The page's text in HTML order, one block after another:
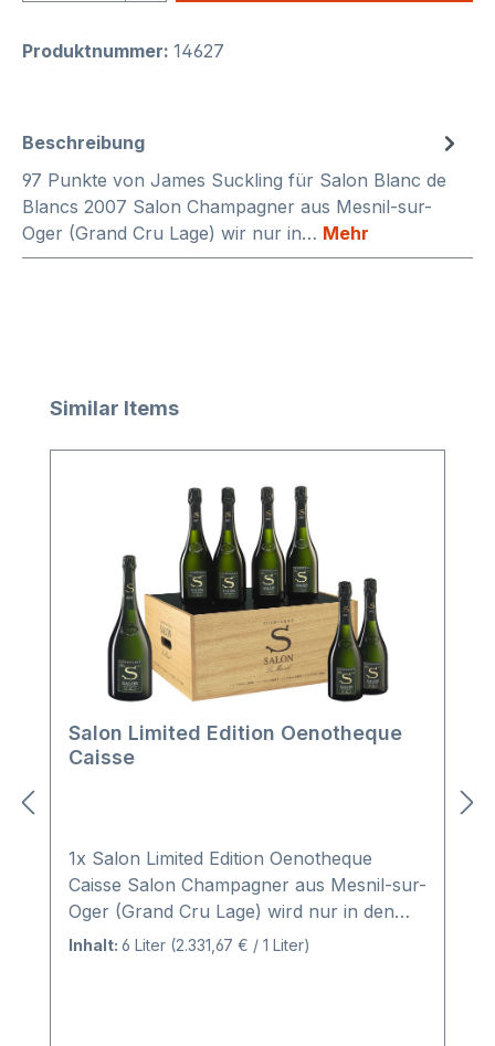
Produktnummer: 14627
Beschreibung
97 Punkte von James Suckling für Salon Blanc de
Blancs 2007 Salon Champagner aus Mesnil-sur-
Oger (Grand Cru Lage) wir nur in… Mehr
Produktgalerie überspringen
Similar Items
Salon Limited Edition Oenotheque
Caisse
1x Salon Limited Edition Oenotheque
Caisse Salon Champagner aus Mesnil-sur-
Oger (Grand Cru Lage) wird nur in den
besten Jahren und ausschließlich aus der
Inhalt: 6 Liter (2.331,67 € / 1 Liter)